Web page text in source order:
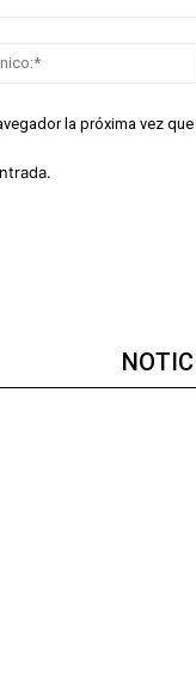
la próxima vez que